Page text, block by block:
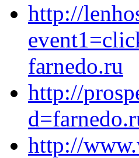
http://
farnedo.ru
http://
http://